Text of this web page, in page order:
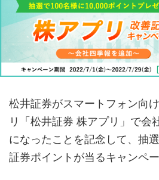
松井証券がスマートフォン向
リ「松井証券 株アプリ」で会
になったことを記念して、抽
証券ポイントが当るキャンペ